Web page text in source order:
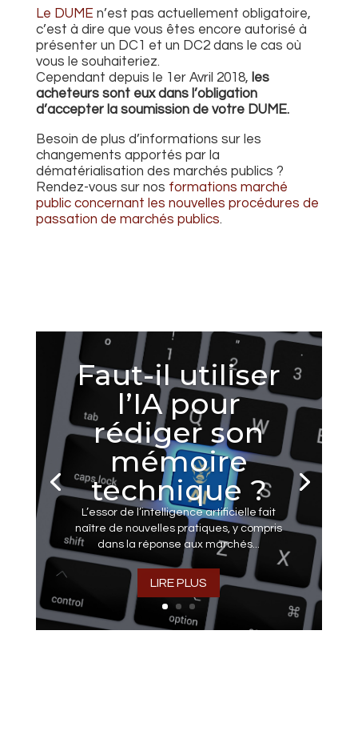
Le DUME n’est pas actuellement obligatoire,
c’est à dire que vous êtes encore autorisé à
présenter un DC1 et un DC2 dans le cas où
vous le souhaiteriez.
Cependant depuis le 1er Avril 2018, les
acheteurs sont eux dans l’obligation
d’accepter la soumission de votre DUME.
Besoin de plus d’informations sur les
changements apportés par la
dématérialisation des marchés publics ?
Rendez-vous sur nos formations marché
public concernant les nouvelles procédures de
passation de marchés publics.
Faut-il utiliser
l’IA pour
rédiger son
mémoire
technique ?
L’essor de l’intelligence artificielle fait
naître de nouvelles pratiques, y compris
dans la réponse aux marchés...
LIRE PLUS